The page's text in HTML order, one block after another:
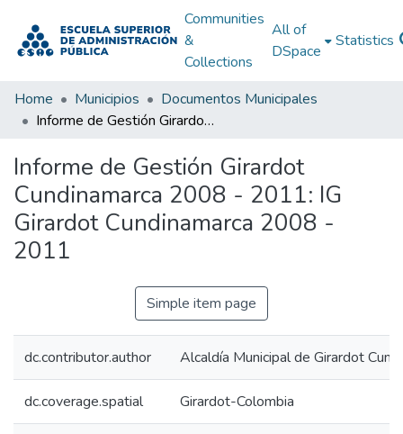
Communities
&
Collections
All of
DSpace
Statistics
Home Municipios
Documentos Municipales
Informe de Gestión Girardot Cundinamarca 2008 - 2011: IG Girardot Cundinamarca 2008 - 2011
Informe de Gestión Girardot
Cundinamarca 2008 - 2011: IG
Girardot Cundinamarca 2008 -
2011
Simple item page
dc.contributor.author Alcaldía Municipal de Girardot
dc.coverage.spatial Girardot-Colombia